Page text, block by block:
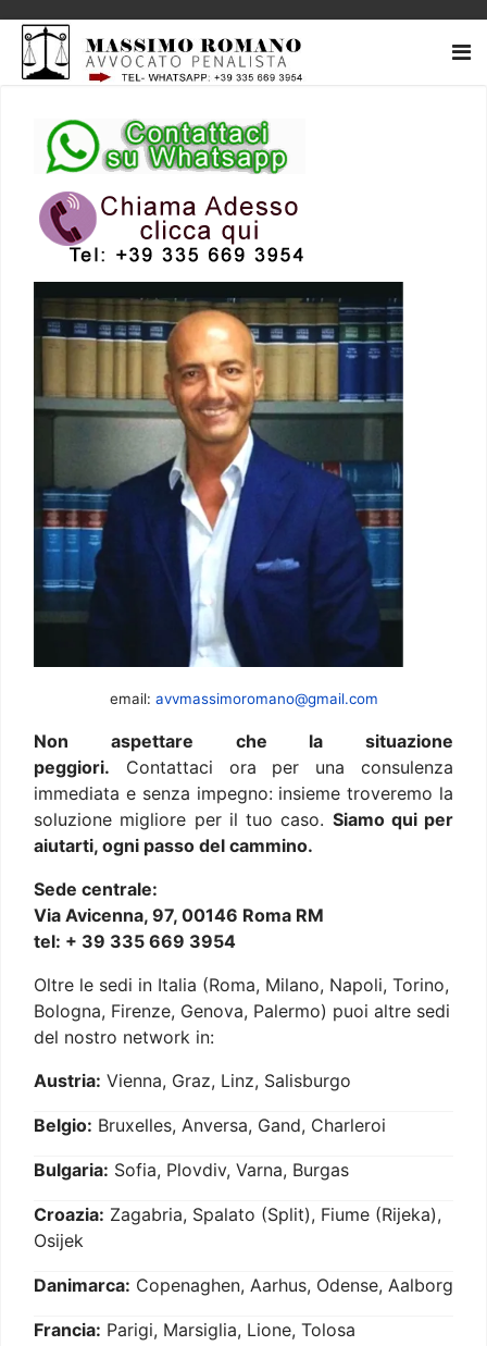
email: avvmassimoromano@gmail.com
Non aspettare che la situazione
peggiori. Contattaci ora per una consulenza
immediata e senza impegno: insieme troveremo la
soluzione migliore per il tuo caso. Siamo qui per
aiutarti, ogni passo del cammino.
Sede centrale:
Via Avicenna, 97, 00146 Roma RM
tel: + 39 335 669 3954
Oltre le sedi in Italia (Roma, Milano, Napoli, Torino,
Bologna, Firenze, Genova, Palermo) puoi altre sedi
del nostro network in:
Austria: Vienna, Graz, Linz, Salisburgo
Belgio: Bruxelles, Anversa, Gand, Charleroi
Bulgaria: Sofia, Plovdiv, Varna, Burgas
Croazia: Zagabria, Spalato (Split), Fiume (Rijeka),
Osijek
Danimarca: Copenaghen, Aarhus, Odense, Aalborg
Francia: Parigi, Marsiglia, Lione, Tolosa